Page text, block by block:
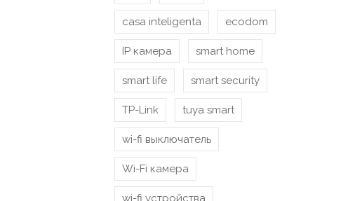
casa inteligenta ecodom
IP камера smart home
smart life smart security
TP-Link tuya smart
wi-fi выключатель
Wi-Fi камера
wi-fi устройства